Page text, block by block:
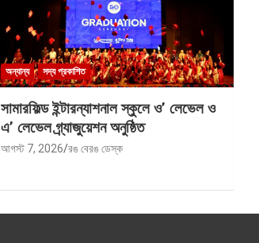
অন্যান্য সদ্য প্রকাশিত
সামারফিল্ড ইন্টারন্যাশনাল স্কুলে ও’ লেভেল ও
এ’ লেভেল গ্র্যাজুয়েশন অনুষ্ঠিত
আগস্ট 7, 2026 রঙ বেরঙ ডেস্ক